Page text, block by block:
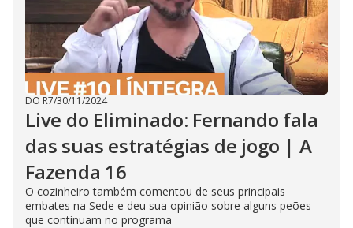
DO R7/30/11/2024
Live do Eliminado: Fernando fala
das suas estratégias de jogo | A
Fazenda 16
O cozinheiro também comentou de seus principais
embates na Sede e deu sua opinião sobre alguns peões
que continuam no programa